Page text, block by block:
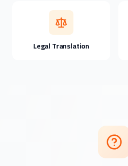
Legal Translation